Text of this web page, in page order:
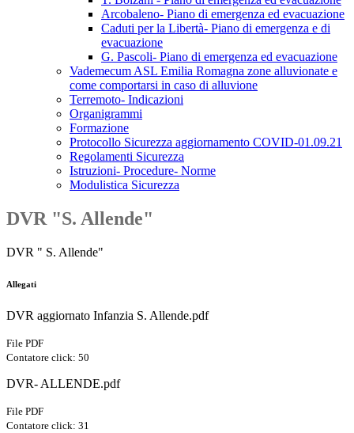
Arcobaleno- Piano di emergenza ed evacuazione
Caduti per la Libertà- Piano di emergenza e di
evacuazione
G. Pascoli- Piano di emergenza ed evacuazione
Vademecum ASL Emilia Romagna zone alluvionate e
come comportarsi in caso di alluvione
Terremoto- Indicazioni
Organigrammi
Formazione
Protocollo Sicurezza aggiornamento COVID-01.09.21
Regolamenti Sicurezza
Istruzioni- Procedure- Norme
Modulistica Sicurezza
DVR "S. Allende"
DVR " S. Allende"
Allegati
DVR aggiornato Infanzia S. Allende.pdf
File PDF
Contatore click: 50
DVR- ALLENDE.pdf
File PDF
Contatore click: 31